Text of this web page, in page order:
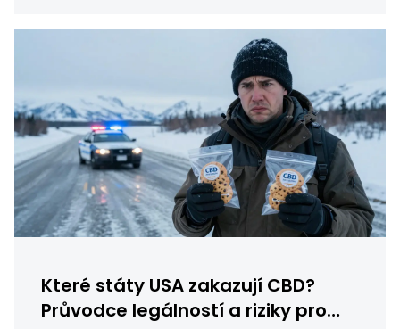
Které státy USA zakazují CBD?
Průvodce legálností a riziky pro